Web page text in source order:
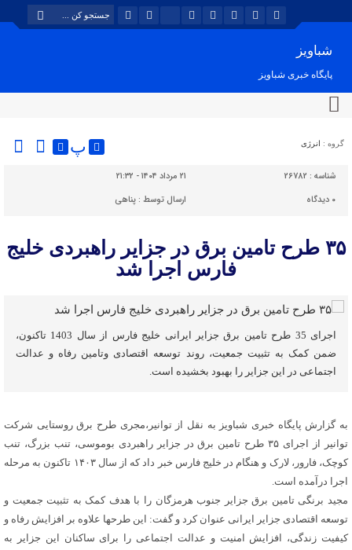
شباویز
پایگاه خبری شباویز
گروه : انرژی پ
شناسه : 26782
۲۱ مرداد ۱۴۰۴ - ۲۱:۳۲
۰ دیدگاه ارسال توسط :پناهی
۳۵ طرح تامین برق در جزایر راهبردی خلیج
فارس اجرا شد
اجرای 35 طرح تامین برق جزایر ایرانی خلیج فارس از سال 1403 تاکنون،
ضمن کمک به تثبیت جمعیت، روند توسعه اقتصادی وتامین رفاه و عدالت
اجتماعی در این جزایر را بهبود بخشیده است.
به گزارش پایگاه خبری شباویز به نقل از توانیر،مجری طرح برق روستایی شرکت
توانیر از اجرای ۳۵ طرح تامین برق در جزایر راهبردی بوموسی، تنب بزرگ، تنب
کوچک، فارور، لارک و هنگام در خلیج فارس خبر داد که از سال ۱۴۰۳ تاکنون به مرحله
اجرا درآمده است.
مجید برنگی تامین برق جزایر جنوب هرمزگان را با هدف کمک به تثبیت جمعیت و
توسعه اقتصادی جزایر ایرانی عنوان کرد و گفت: این طرحها علاوه بر افزایش رفاه و
کیفیت زندگی، افزایش امنیت و عدالت اجتماعی را برای ساکنان این جزایر به